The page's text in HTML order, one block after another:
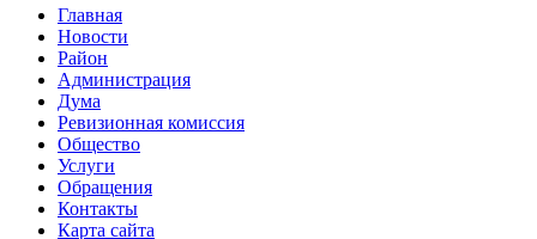
Главная
Новости
Район
Администрация
Дума
Ревизионная комиссия
Общество
Услуги
Обращения
Контакты
Карта сайта